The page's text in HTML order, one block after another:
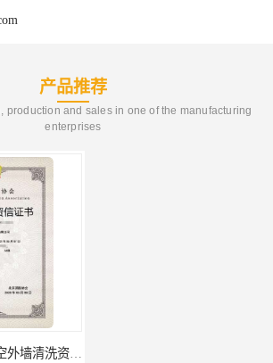
产品推荐
production and sales in one of the manufacturing
enterprises
办理材料 注册高空外墙清洗资质所需材料